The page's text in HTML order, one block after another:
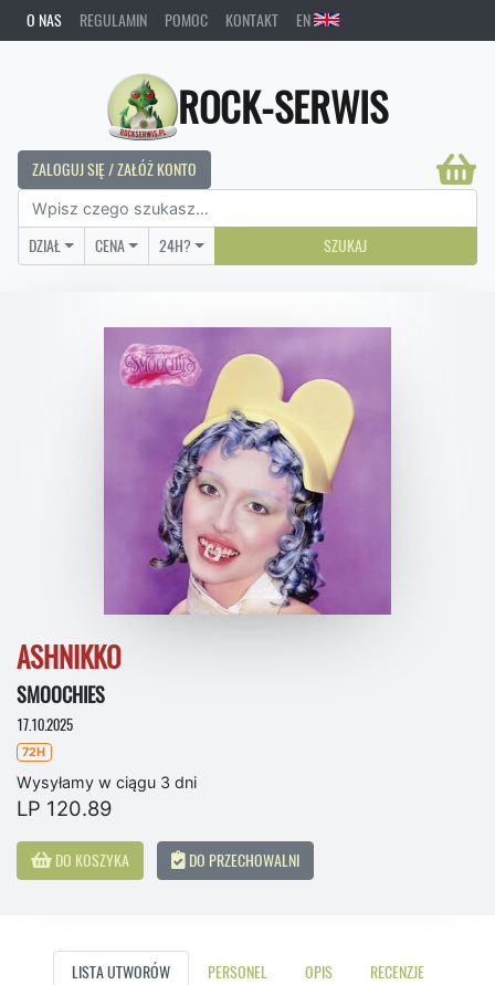
O NAS REGULAMIN POMOC KONTAKT EN
ROCK-SERWIS
ZALOGUJ SIĘ / ZAŁÓŻ KONTO
DZIAŁ CENA 24H? SZUKAJ
ASHNIKKO
SMOOCHIES
17.10.2025
72H
Wysyłamy w ciągu 3 dni
LP 120.89
DO KOSZYKA DO PRZECHOWALNI
LISTA UTWORÓW PERSONEL OPIS RECENZJE